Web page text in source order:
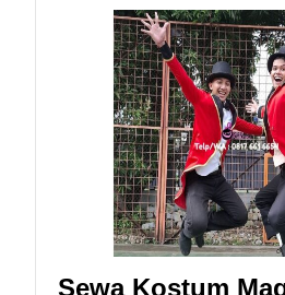
Sewa Kostum